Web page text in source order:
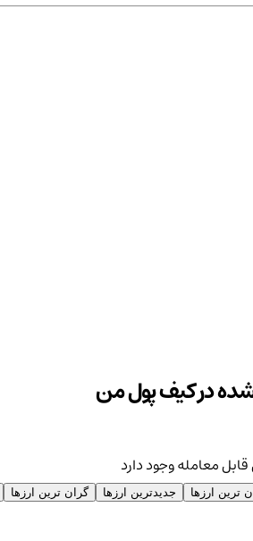
در کیف پول من
ترین ارزها جدیدترین ارزها گران ترین ارزها